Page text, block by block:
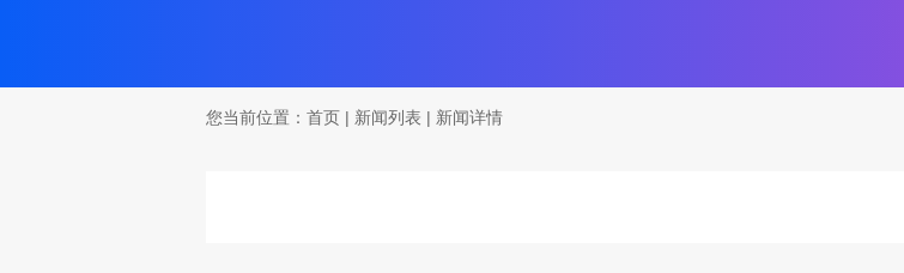
您当前位置： 首页 | 新闻列表 | 新闻详情